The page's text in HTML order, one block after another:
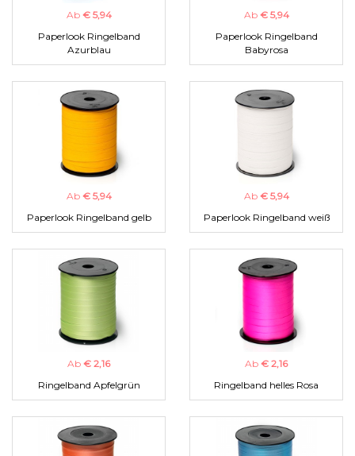
Ab € 5,94
Paperlook Ringelband
Azurblau
Ab € 5,94
Paperlook Ringelband
Babyrosa
Ab € 5,94
Paperlook Ringelband gelb
Ab € 5,94
Paperlook Ringelband weiß
Ab € 2,16
Ringelband Apfelgrün
Ab € 2,16
Ringelband helles Rosa